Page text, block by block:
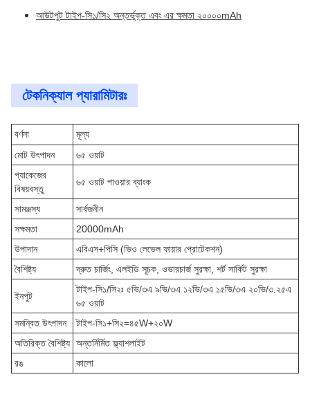
আউটপুট টাইপ-সি১/সি২ অন্তর্ভুক্ত এবং এর ক্ষমতা ২০০০০mAh
টেকনিক্যাল প্যারামিটারঃ
বর্ণনা
মূল্য
মোট উৎপাদন
৬৫ ওয়াট
প্যাকেজের
বিষয়বস্তু
৬৫ ওয়াট পাওয়ার ব্যাংক
সামঞ্জস্য
সার্বজনীন
সক্ষমতা
20000mAh
উপাদান
এবিএস+পিসি (ভিও লেভেল ফায়ার প্রোটেকশন)
বৈশিষ্ট্য
দ্রুত চার্জিং, এলইডি সূচক, ওভারচার্জ সুরক্ষা, শর্ট সার্কিট সুরক্ষা
ইনপুট
টাইপ-সি১/সি২ঃ ৫ভি/৩এ ৯ভি/৩এ ১২ভি/৩এ ১৫ভি/৩এ ২০ভি/৩.২৫এ
৬৫ ওয়াট
সমন্বিত উৎপাদন
টাইপ-সি১+সি২=৪৫W+২০W
অতিরিক্ত বৈশিষ্ট্য অন্তর্নির্মিত ফ্ল্যাশলাইট
রঙ
কালো